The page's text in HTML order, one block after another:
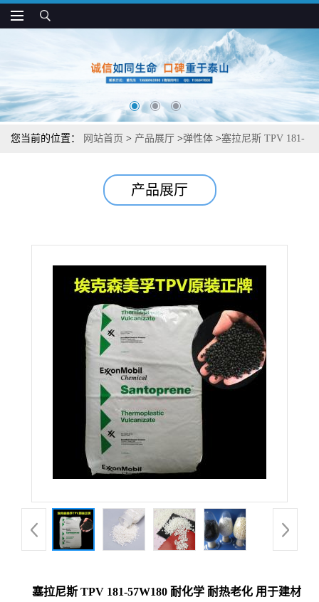
您当前的位置： 网站首页 > 产品展厅 >弹性体 >塞拉尼斯 TPV 181-
产品展厅
塞拉尼斯 TPV 181-57W180 耐化学 耐热老化 用于建材